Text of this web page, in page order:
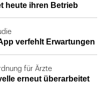
heute ihren Betrieb
verfehlt Erwartungen
für Ärzte
erneut überarbeitet